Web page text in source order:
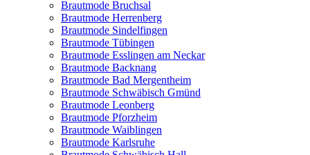
Brautmode Bruchsal
Brautmode Herrenberg
Brautmode Sindelfingen
Brautmode Tübingen
Brautmode Esslingen am Neckar
Brautmode Backnang
Brautmode Bad Mergentheim
Brautmode Schwäbisch Gmünd
Brautmode Leonberg
Brautmode Pforzheim
Brautmode Waiblingen
Brautmode Karlsruhe